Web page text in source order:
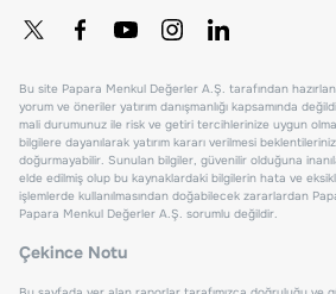
Bu site Papara Menkul Değerler A.Ş. tarafından
yorum ve öneriler yatırım danışmanlığı kapsamında
mali durumunuz ile risk ve getiri tercihlerinize uygun
bilgilere dayanılarak yatırım kararı verilmesi
doğurmayabilir. Sunulan bilgiler, güvenilir olduğuna
elde edilmiş olup bu kaynaklardaki bilgilerin hata ve
işlemlerde kullanılmasından doğabilecek zararlardan
Papara Menkul Değerler A.Ş. sorumlu değildir.
Çekince Notu